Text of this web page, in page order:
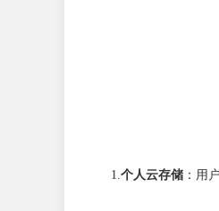
1.个人云存储 ：用